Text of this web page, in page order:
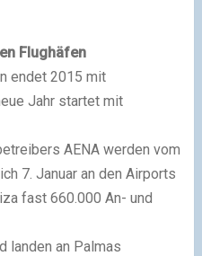
Flughäfen
endet 2015 mit
Jahr startet mit
AENA werden vom
7. Januar an den Airports
fast 660.000 An- und
landen an Palmas